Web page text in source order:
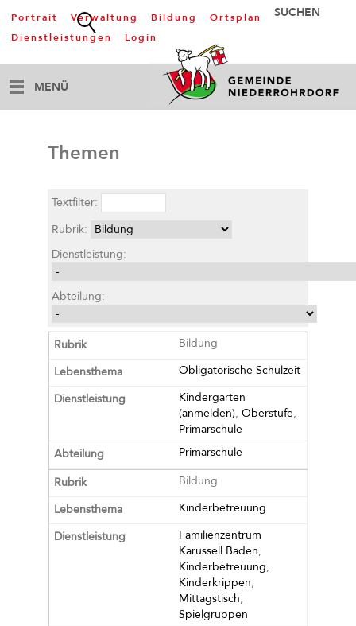
Portrait Verwaltung Bildung
Ortsplan
Dienstleistungen
Login
MENÜ
Themen
Textfilter:
Rubrik:
Dienstleistung:
Abteilung:
Bildung
Obligatorische Schulzeit
Kindergarten
(anmelden), Oberstufe,
Primarschule
Primarschule
Bildung
Kinderbetreuung
Familienzentrum
Karussell Baden,
Kinderbetreuung,
Kinderkrippen,
Mittagstisch,
Spielgruppen